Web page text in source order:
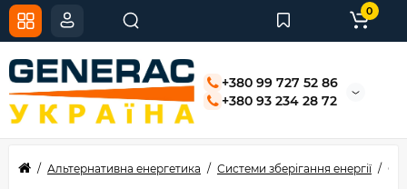
+380 99 727 52 86
+380 93 234 28 72
0
Альтернативна енергетика Системи зберігання енергії